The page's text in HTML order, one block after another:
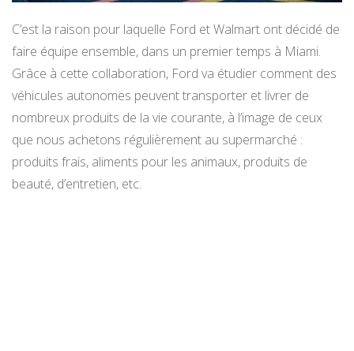
C’est la raison pour laquelle Ford et Walmart ont décidé de
faire équipe ensemble, dans un premier temps à Miami.
Grâce à cette collaboration, Ford va étudier comment des
véhicules autonomes peuvent transporter et livrer de
nombreux produits de la vie courante, à l’image de ceux
que nous achetons régulièrement au supermarché :
produits frais, aliments pour les animaux, produits de
beauté, d’entretien, etc.